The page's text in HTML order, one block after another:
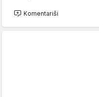
Komentariši